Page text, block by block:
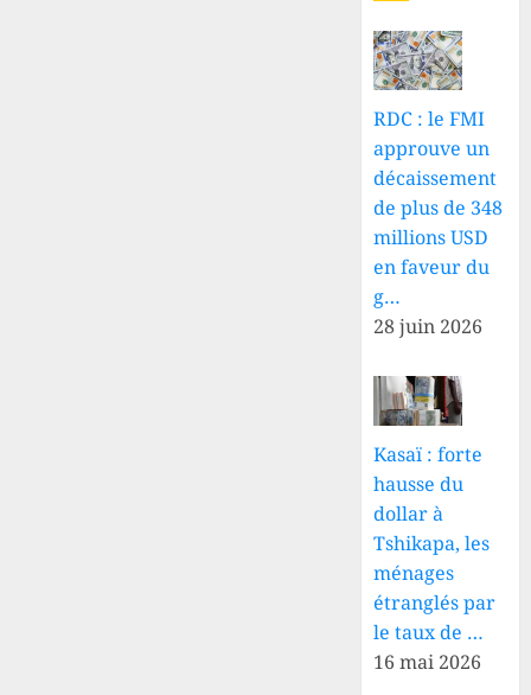
RDC : le FMI
approuve un
décaissement
de plus de 348
millions USD
en faveur du
g…
28 juin 2026
Kasaï : forte
hausse du
dollar à
Tshikapa, les
ménages
étranglés par
le taux de …
16 mai 2026